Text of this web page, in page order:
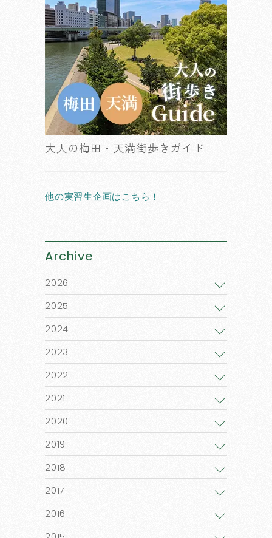
大人の梅田・天満街歩きガイド
他の実習生企画はこちら！
Archive
2026
2025
2024
2023
2022
2021
2020
2019
2018
2017
2016